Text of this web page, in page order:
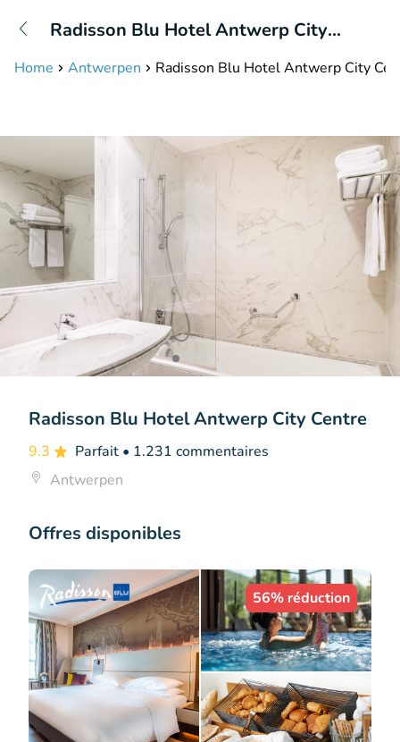
Disponible jusqu'à 23:00 heures
Radisson Blu Hotel Antwerp City
Home Antwerpen Radisson Blu Hotel Antwerp City
Radisson Blu Hotel Antwerp City Centre
9.3 Parfait • 1.231 commentaires
Antwerpen
Offres disponibles
56% réduction